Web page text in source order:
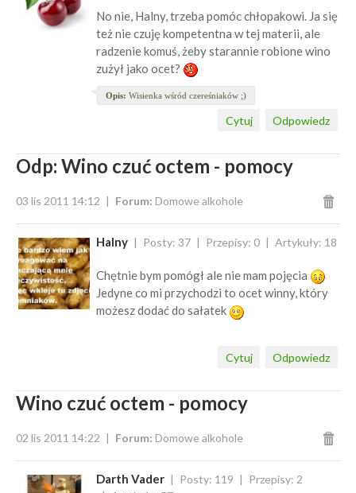
No nie, Halny, trzeba pomóc chłopakowi. Ja się
też nie czuję kompetentna w tej materii, ale
radzenie komuś, żeby starannie robione wino
zużył jako ocet?
Opis: Wisienka wśród czereśniaków ;)
Odpowiedz
Cytuj
Odp: Wino czuć octem - pomocy
03 lis 2011 14:12 Forum: Domowe alkohole
Halny Posty: 37 Przepisy: 0 Artykuły: 18
Chętnie bym pomógł ale nie mam pojęcia
Jedyne co mi przychodzi to ocet winny, który
możesz dodać do sałatek
Odpowiedz
Cytuj
Wino czuć octem - pomocy
02 lis 2011 14:22 Forum: Domowe alkohole
Darth Vader Posty: 119
Przepisy: 2